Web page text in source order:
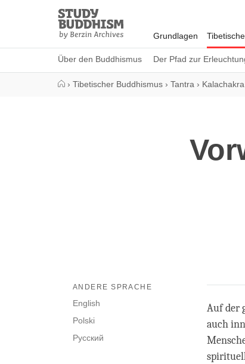
Study
Buddhism
Home
Grundlagen
Über den Buddhismus Der Pfad zur
› Tibetischer Buddhismus › Tantra › Kalachakra
ANDERE SPRACHE
English
Polski
Русский
Auf der
auch